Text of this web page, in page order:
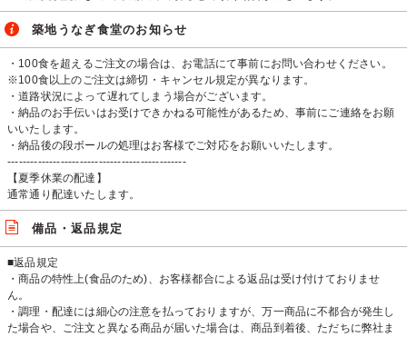
築地うなぎ食堂のお知らせ
・100食を超えるご注文の場合は、お電話にて事前にお問い合わせください。
※100食以上のご注文は締切・キャンセル規定が異なります。
・道路状況によって遅れてしまう場合がございます。
・納品のお手伝いはお受けできかねる可能性があるため、事前にご連絡をお願
いいたします。
・納品後の段ボールの処理はお客様でご対応をお願いいたします。
-----------------------------------------------
【夏季休業の配達】
通常通り配達いたします。
備品・返品規定
■返品規定
・商品の特性上(食品のため)、お客様都合による返品は受け付けておりませ
ん。
・調理・配達には細心の注意を払っておりますが、万一商品に不都合が発生し
た場合や、ご注文と異なる商品が届いた場合は、商品到着後、ただちに弊社ま